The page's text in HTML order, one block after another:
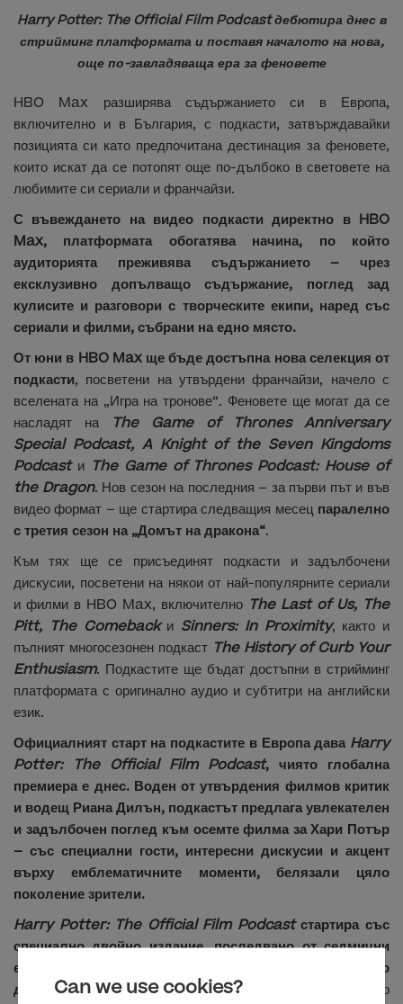
Can we use cookies?
Harry Potter: The Official Film Podcast дебютира днес в
стрийминг платформата и поставя началото на нова,
още по-завладяваща ера за феновете
HBO Max разширява съдържанието си в Европа,
включително и в България, с подкасти, затвърждавайки
позицията си като предпочитана дестинация за феновете,
които искат да се потопят още по-дълбоко в световете на
любимите си сериали и франчайзи.
С въвеждането на видео подкасти директно в HBO
Max, платформата обогатява начина, по който
аудиторията преживява съдържанието – чрез
ексклузивно допълващо съдържание, поглед зад
кулисите и разговори с творческите екипи, наред със
сериали и филми, събрани на едно място.
От юни в HBO Max ще бъде достъпна нова селекция от
подкасти, посветени на утвърдени франчайзи, начело с
вселената на „Игра на тронове“. Феновете ще могат да се
насладят на
The Game of Thrones Anniversary
Special Podcast, A Knight of the Seven Kingdoms
Podcastи
The Game of Thrones Podcast: House of
the Dragon. Нов сезон на последния – за първи път и във
видео формат – ще стартира следващия месец паралелно
с третия сезон на „Домът на дракона“.
Към тях ще се присъединят подкасти и задълбочени
дискусии, посветени на някои от най-популярните сериали
и филми в HBO Max, включително
The Last of Us, The
Pitt, The Comeback и Sinners: In Proximity, както и
пълният многосезонен подкаст The History of Curb Your
Enthusiasm. Подкастите ще бъдат достъпни в стрийминг
платформата с оригинално аудио и субтитри на английски
език.
Официалният старт на подкастите в Европа дава Harry
Potter: The Official Film Podcast, чиято глобална
премиера е днес. Воден от утвърдения филмов критик
и водещ Риана Дилън, подкастът предлага увлекателен
и задълбочен поглед към осемте филма за Хари Потър
– със специални гости, интересни дискусии и акцент
върху емблематичните моменти, белязали цяло
поколение зрители.
Harry Potter: The Official Film Podcastстартира със
специално двойно издание, последвано от седмични
епизоди, като на всеки филм ще бъдат посветени по
две части.Видео версията ще бъде достъпна ексклузивно